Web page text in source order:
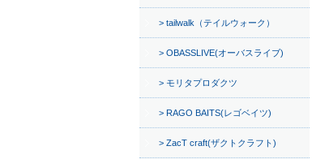
tailwalk（テイルウォーク）
OBASSLIVE(オーバスライブ)
モリタプロダクツ
RAGO BAITS(レゴベイツ)
ZacT craft(ザクトクラフト)